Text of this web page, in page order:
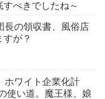
べきでしたね～
の領収書、風俗店
が？
ワイト企業化計
使い道。魔王様、娘